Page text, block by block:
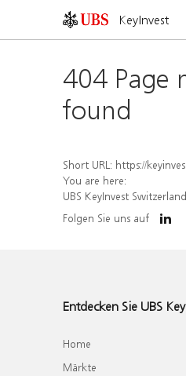
KeyInvest
404 Page
found
Short URL: https://keyinvest-ch.ubs.com/
You are here:
UBS KeyInvest Switzerland
Folgen Sie uns auf
Entdecken Sie UBS
Home
Märkte